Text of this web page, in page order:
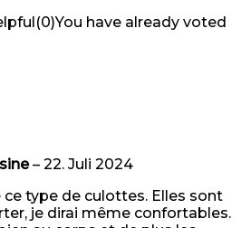
(0)You have already voted
– 22. Juli 2024
ce type de culottes. Elles sont
je dirai même confortables.